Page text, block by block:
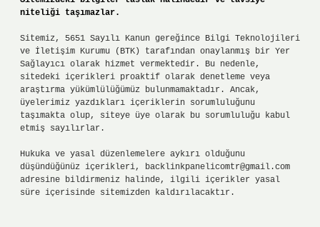
niteliği taşımazlar.
Sitemiz, 5651 Sayılı Kanun gereğince Bilgi Teknolojileri
ve İletişim Kurumu (BTK) tarafından onaylanmış bir Yer
Sağlayıcı olarak hizmet vermektedir. Bu nedenle,
sitedeki içerikleri proaktif olarak denetleme veya
araştırma yükümlülüğümüz bulunmamaktadır. Ancak,
üyelerimiz yazdıkları içeriklerin sorumluluğunu
taşımakta olup, siteye üye olarak bu sorumluluğu kabul
etmiş sayılırlar.
Hukuka ve yasal düzenlemelere aykırı olduğunu
düşündüğünüz içerikleri, backlinkpanelicomtr@gmail.com
adresine bildirmeniz halinde, ilgili içerikler yasal
süre içerisinde sitemizden kaldırılacaktır.